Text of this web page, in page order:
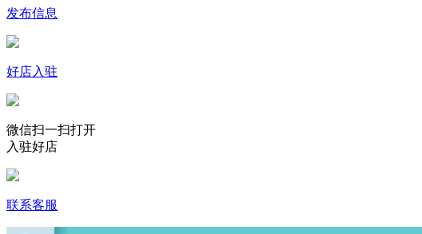
发布信息
好店入驻
微信扫一扫打开
入驻好店
联系客服